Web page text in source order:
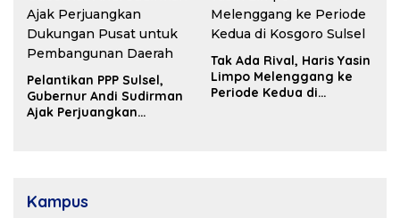
Pelantikan PPP Sulsel,
Gubernur Andi Sudirman
Ajak Perjuangkan
Tak Ada Rival, Haris Yasin
Limpo Melenggang ke
Periode Kedua di
Kampus